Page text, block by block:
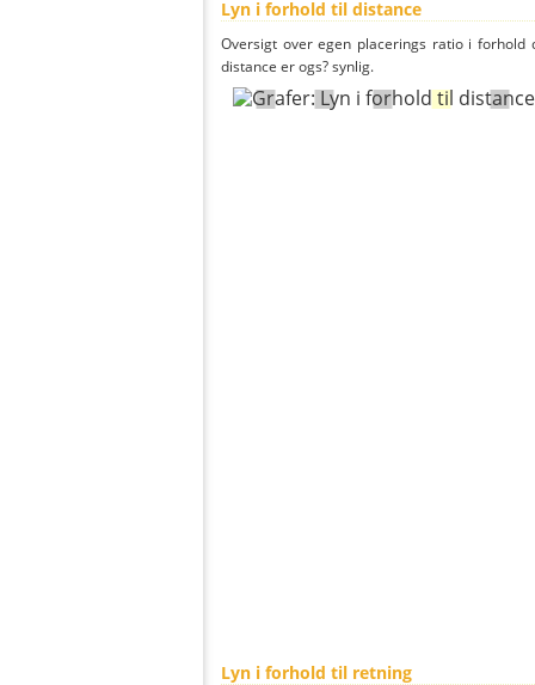
Lyn i forhold til distance
Oversigt over egen placerings ratio i
distance er ogs? synlig.
Lyn i forhold til retning